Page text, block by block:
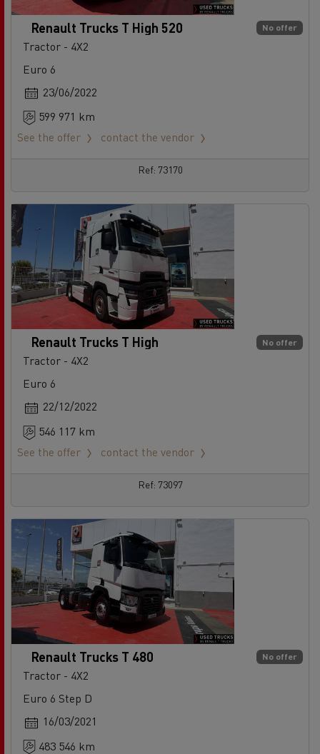
No offer
Renault Trucks T High 520
Tractor - 4X2
Euro 6
23/06/2022
599 971 km
See the offer
contact the vendor
Ref: 73170
No offer
Renault Trucks T High
Tractor - 4X2
Euro 6
22/12/2022
546 117 km
See the offer
contact the vendor
Ref: 73097
No offer
Renault Trucks T 480
Tractor - 4X2
Euro 6 Step D
16/03/2021
483 546 km